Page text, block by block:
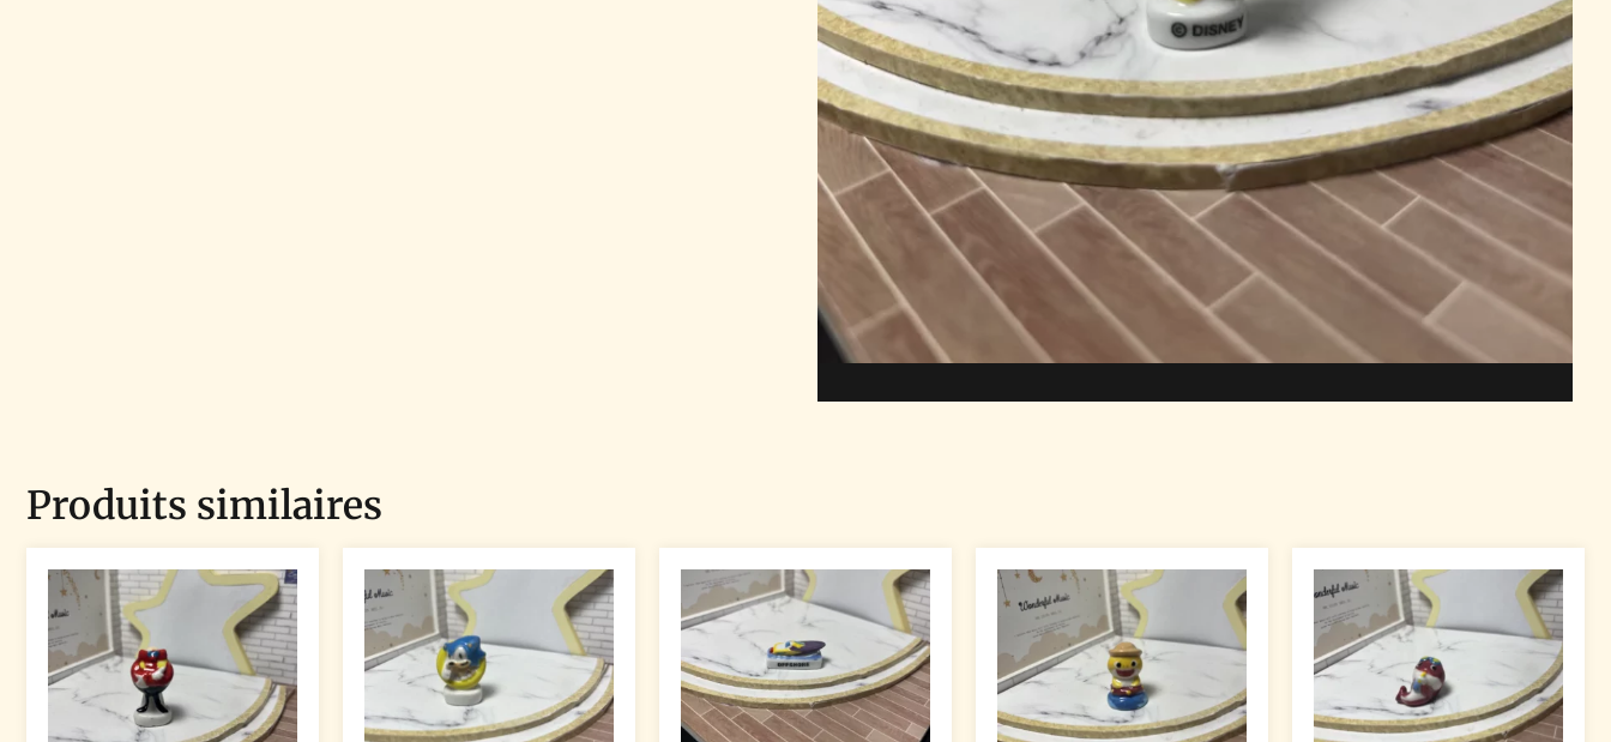
Produits similaires